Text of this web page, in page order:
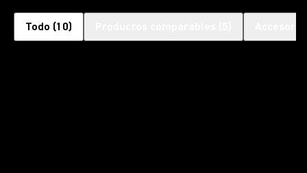
Todo (10)